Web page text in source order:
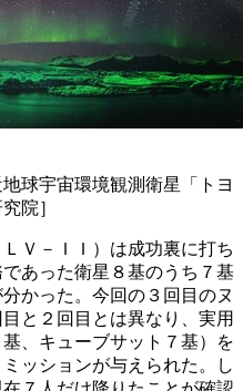
球宇宙環境観測衛星「トヨ
院］
Ｖ－ＩＩ）は成功裏に打ち
あった衛星８基のうち７基
かった。今回の３回目のヌ
と２回目とは異なり、実用
、キューブサット７基）を
ッションが与えられた。し